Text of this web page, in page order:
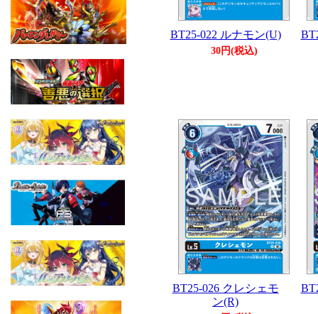
BT25-022 ルナモン(U)
30円(税込)
BT25-026 クレシェモ
ン(R)